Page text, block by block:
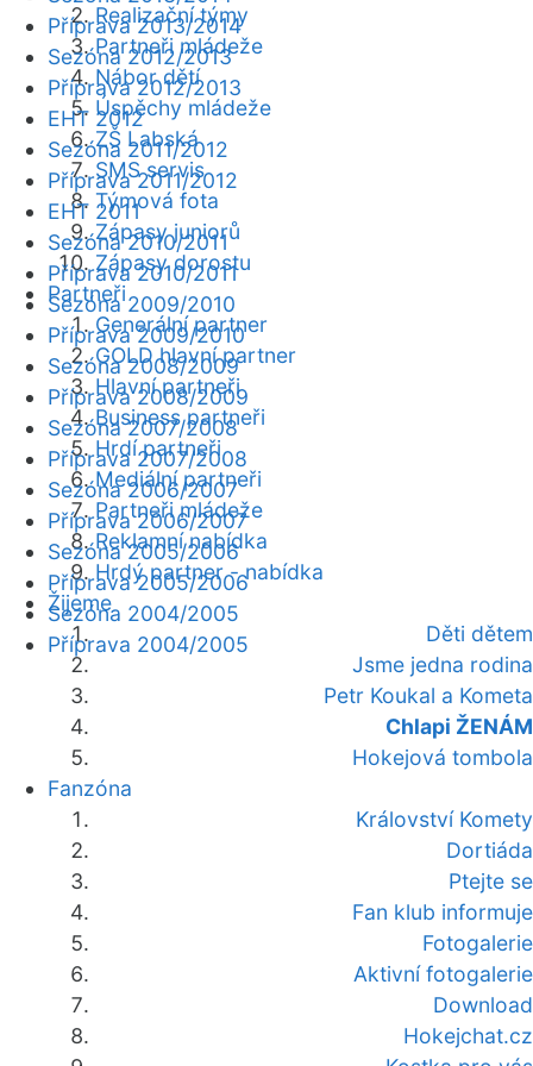
Realizační týmy
Partneři mládeže
Nábor dětí
Úspěchy mládeže
ZŠ Labská
SMS servis
Týmová fota
Zápasy juniorů
Zápasy dorostu
Partneři
Generální partner
GOLD hlavní partner
Hlavní partneři
Business partneři
Hrdí partneři
Mediální partneři
Partneři mládeže
Reklamní nabídka
Hrdý partner - nabídka
Žijeme
Děti dětem
Jsme jedna rodina
Petr Koukal a Kometa
Chlapi ŽENÁM
Hokejová tombola
Fanzóna
Království Komety
Dortiáda
Ptejte se
Fan klub informuje
Fotogalerie
Aktivní fotogalerie
Download
Hokejchat.cz
Příprava 2013/2014
Sezóna 2012/2013
Příprava 2012/2013
EHT 2012
Sezóna 2011/2012
Příprava 2011/2012
EHT 2011
Sezóna 2010/2011
Příprava 2010/2011
Sezóna 2009/2010
Příprava 2009/2010
Sezóna 2008/2009
Příprava 2008/2009
Sezóna 2007/2008
Příprava 2007/2008
Sezóna 2006/2007
Příprava 2006/2007
Sezóna 2005/2006
Příprava 2005/2006
Sezóna 2004/2005
Příprava 2004/2005